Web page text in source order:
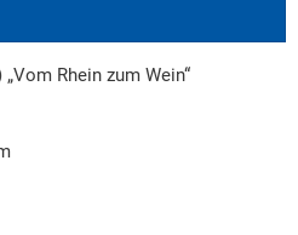
Rhein zum Wein“